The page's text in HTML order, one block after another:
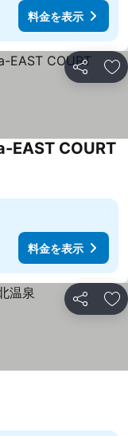
料金を表示
シェア お
EAST COURT
料金を表示
シェア お